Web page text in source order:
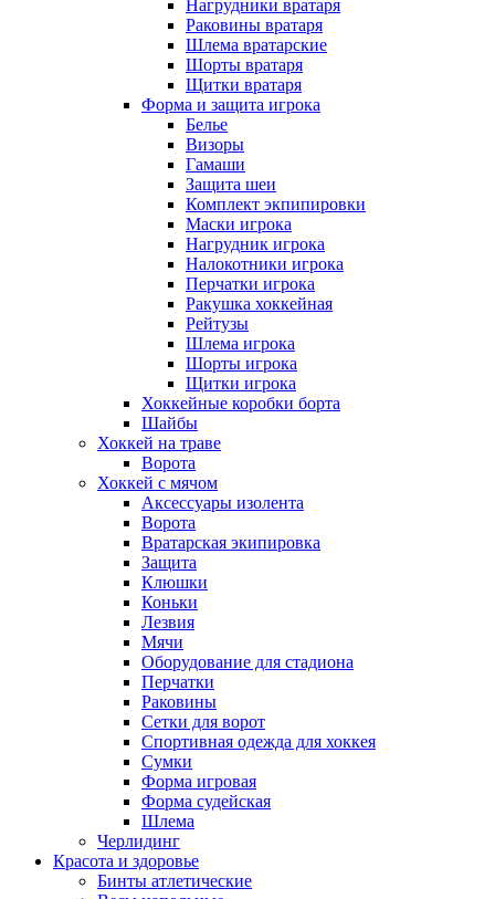
Нагрудники вратаря
Раковины вратаря
Шлема вратарские
Шорты вратаря
Щитки вратаря
Форма и защита игрока
Белье
Визоры
Гамаши
Защита шеи
Комплект экпипировки
Маски игрока
Нагрудник игрока
Налокотники игрока
Перчатки игрока
Ракушка хоккейная
Рейтузы
Шлема игрока
Шорты игрока
Щитки игрока
Хоккейные коробки борта
Шайбы
Хоккей на траве
Ворота
Хоккей с мячом
Аксессуары изолента
Ворота
Вратарская экипировка
Защита
Клюшки
Коньки
Лезвия
Мячи
Оборудование для стадиона
Перчатки
Раковины
Сетки для ворот
Спортивная одежда для хоккея
Сумки
Форма игровая
Форма судейская
Шлема
Черлидинг
Красота и здоровье
Бинты атлетические